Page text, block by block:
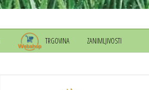
TRGOVINA ZANIMLJIVOSTI